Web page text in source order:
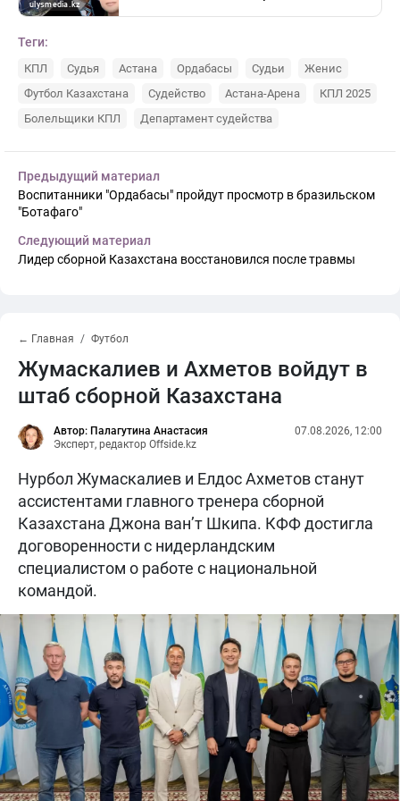
Теги:
КПЛ Судья Астана Ордабасы Судьи
Женис
Футбол Казахстана
Судейство Астана-Арена
КПЛ 2025
Болельщики КПЛ
Департамент судейства
Предыдущий материал
Воспитанники "Ордабасы" пройдут просмотр в бразильском
"Ботафаго"
Следующий материал
Лидер сборной Казахстана восстановился после травмы
← Главная Футбол
Жумаскалиев и Ахметов войдут в
штаб сборной Казахстана
Автор: Палагутина Анастасия
Эксперт, редактор Offside.kz
07.08.2026, 12:00
Нурбол Жумаскалиев и Елдос Ахметов станут
ассистентами главного тренера сборной
Казахстана Джона ван’т Шкипа. КФФ достигла
договоренности с нидерландским
специалистом о работе с национальной
командой.